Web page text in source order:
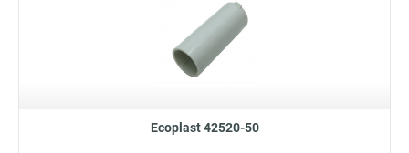
Ecoplast 42520-50